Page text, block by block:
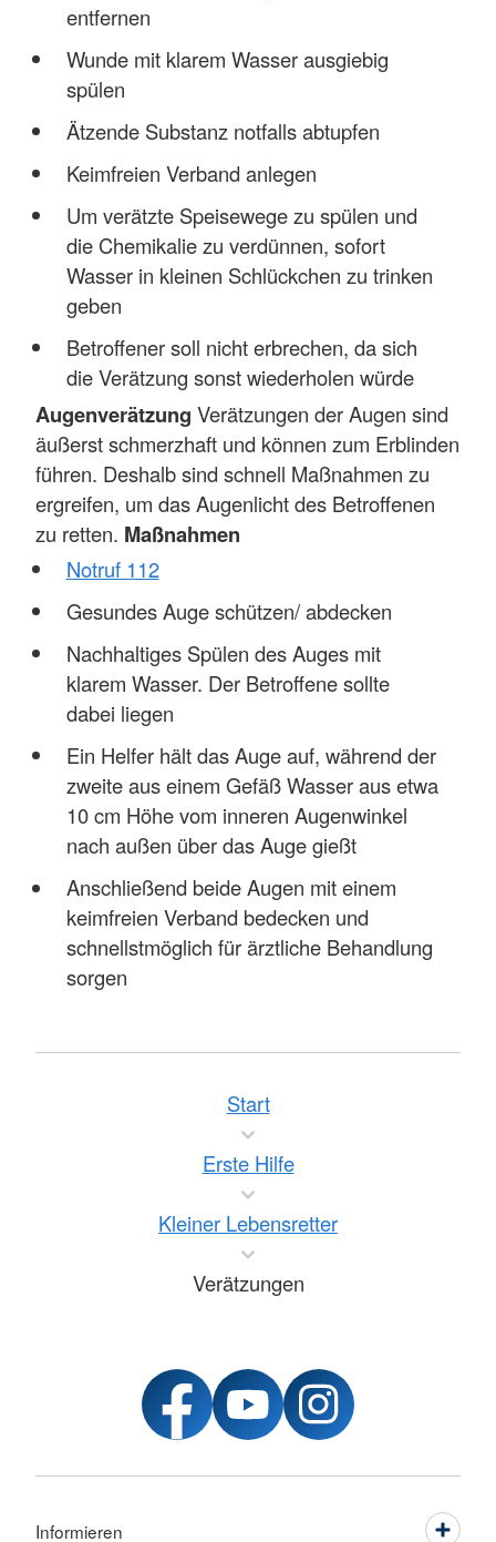
entfernen
Wunde mit klarem Wasser ausgiebig
spülen
Ätzende Substanz notfalls abtupfen
Keimfreien Verband anlegen
Um verätzte Speisewege zu spülen und
die Chemikalie zu verdünnen, sofort
Wasser in kleinen Schlückchen zu trinken
geben
Betroffener soll nicht erbrechen, da sich
die Verätzung sonst wiederholen würde
Augenverätzung Verätzungen der Augen sind
äußerst schmerzhaft und können zum Erblinden
führen. Deshalb sind schnell Maßnahmen zu
ergreifen, um das Augenlicht des Betroffenen
zu retten. Maßnahmen
Notruf 112
Gesundes Auge schützen/ abdecken
Nachhaltiges Spülen des Auges mit
klarem Wasser. Der Betroffene sollte
dabei liegen
Ein Helfer hält das Auge auf, während der
zweite aus einem Gefäß Wasser aus etwa
10 cm Höhe vom inneren Augenwinkel
nach außen über das Auge gießt
Anschließend beide Augen mit einem
keimfreien Verband bedecken und
schnellstmöglich für ärztliche Behandlung
sorgen
Start
Erste Hilfe
Kleiner Lebensretter
Verätzungen
Informieren